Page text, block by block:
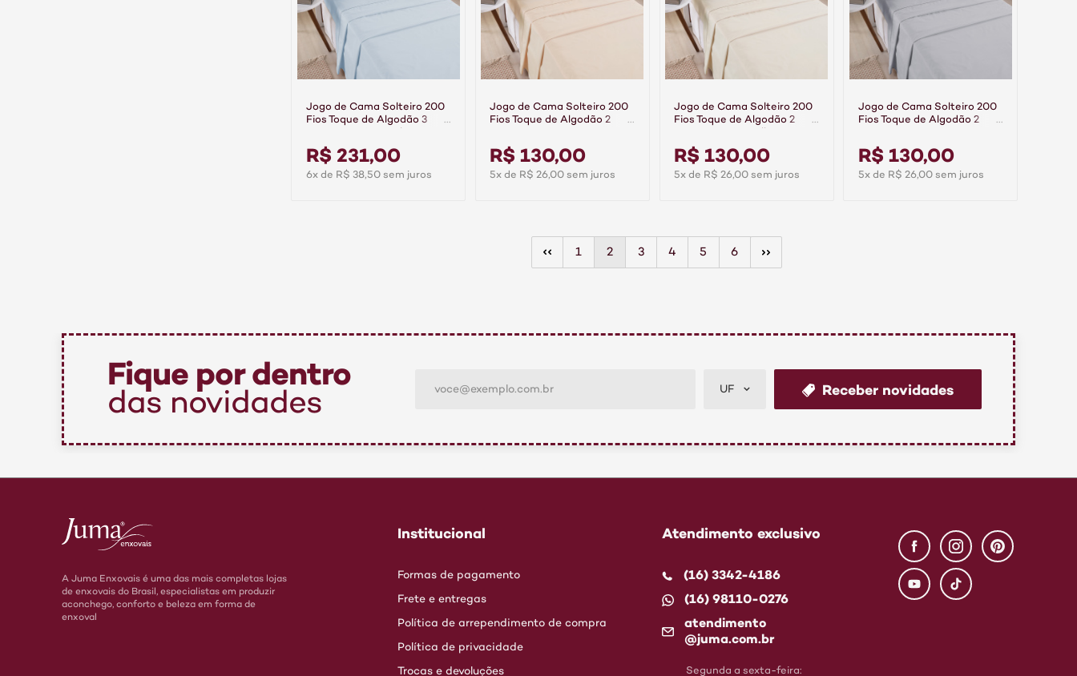
Jogo de Cama Solteiro 200
Fios Toque de Algodão 3
R$ 231,00
6x de R$ 38,50 sem juros
Jogo de Cama Solteiro 200
Fios Toque de Algodão 2
R$ 130,00
5x de R$ 26,00 sem juros
Jogo de Cama Solteiro 200
Fios Toque de Algodão 2
R$ 130,00
5x de R$ 26,00 sem juros
Jogo de Cama Solteiro 200
Fios Toque de Algodão 2
R$ 130,00
5x de R$ 26,00 sem juros
1 2 3 4 5 6
Fique por dentro
das novidades UF Receber novidades
A Juma Enxovais é uma das mais completas lojas
de enxovais do Brasil, especialistas em produzir
aconchego, conforto e beleza em forma de
enxoval
Institucional
Formas de pagamento
Frete e entregas
Política de arrependimento de compra
Política de privacidade
Trocas e devoluções
Atendimento exclusivo
(16) 3342-4186
(16) 98110-0276
atendimento
@juma.com.br
Segunda a sexta-feira: